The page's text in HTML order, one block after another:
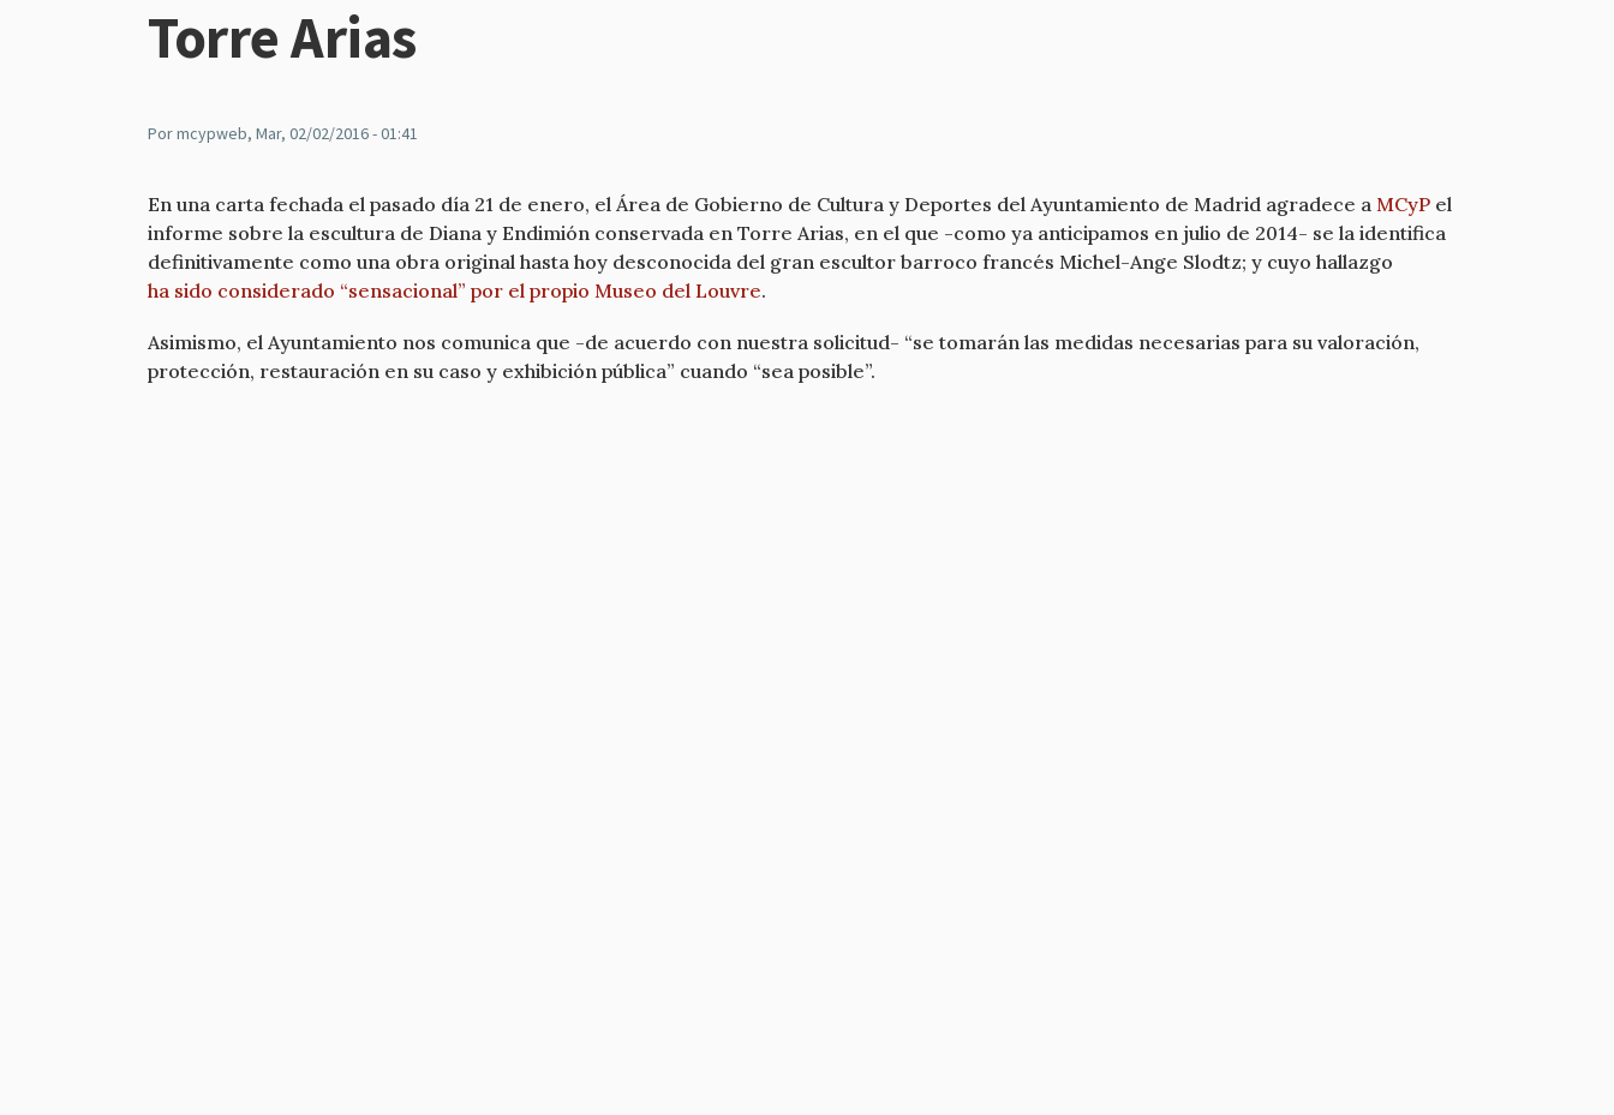
Torre Arias
Pormcypweb, Mar, 02/02/2016 - 01:41
En una carta fechada el pasado día 21 de enero, el Área de Gobierno de Cultura y Deportes del Ayuntamiento de Madrid agradece a MCyP el
informe sobre la escultura de Diana y Endimión conservada en Torre Arias, en el que -como ya anticipamos en julio de 2014- se la identifica
definitivamente como una obra original hasta hoy desconocida del gran escultor barroco francés Michel-Ange Slodtz; y cuyo hallazgo
ha sido considerado “sensacional” por el propio Museo del Louvre.
Asimismo, el Ayuntamiento nos comunica que -de acuerdo con nuestra solicitud- “se tomarán las medidas necesarias para su valoración,
protección, restauración en su caso y exhibición pública” cuando “sea posible”.